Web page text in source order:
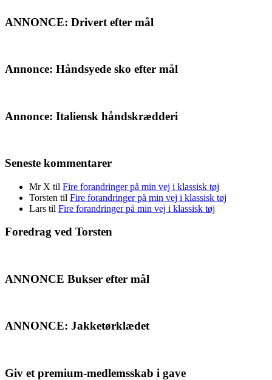
ANNONCE: Drivert efter mål
Annonce: Håndsyede sko efter mål
Annonce: Italiensk håndskrædderi
Seneste kommentarer
Mr X til Fire forandringer på min vej i klassisk tøj
Torsten til Fire forandringer på min vej i klassisk tøj
Lars til Fire forandringer på min vej i klassisk tøj
Foredrag ved Torsten
ANNONCE Bukser efter mål
ANNONCE: Jakketørklædet
Giv et premium-medlemsskab i gave